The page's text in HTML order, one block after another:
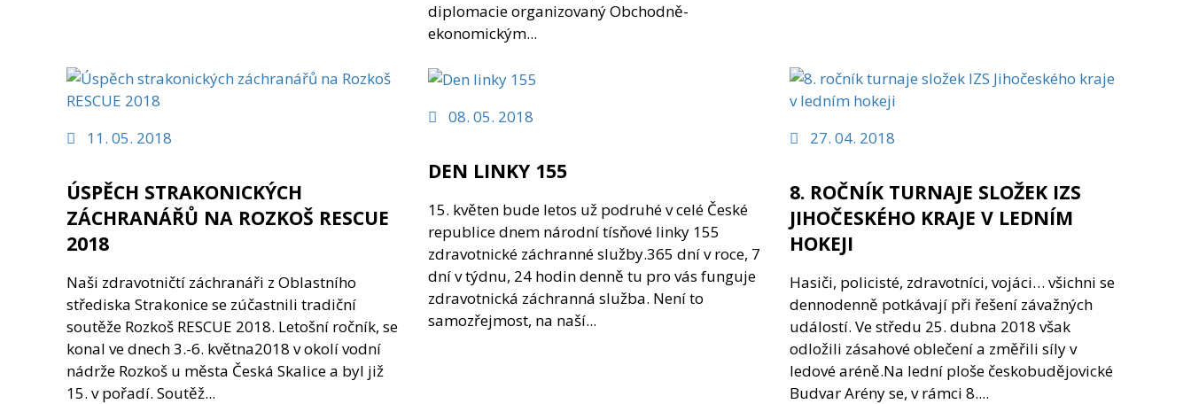
diplomacie organizovaný Obchodně-
ekonomickým...
11. 05. 2018
ÚSPĚCH STRAKONICKÝCH
ZÁCHRANÁŘŮ NA ROZKOŠ RESCUE
2018
Naši zdravotničtí záchranáři z Oblastního
střediska Strakonice se zúčastnili tradiční
soutěže Rozkoš RESCUE 2018. Letošní ročník, se
konal ve dnech 3.-6. května2018 v okolí vodní
nádrže Rozkoš u města Česká Skalice a byl již
15. v pořadí. Soutěž...
08. 05. 2018
DEN LINKY 155
15. květen bude letos už podruhé v celé České
republice dnem národní tísňové linky 155
zdravotnické záchranné služby.365 dní v roce, 7
dní v týdnu, 24 hodin denně tu pro vás funguje
zdravotnická záchranná služba. Není to
samozřejmost, na naší...
27. 04. 2018
8. ROČNÍK TURNAJE SLOŽEK IZS
JIHOČESKÉHO KRAJE V LEDNÍM
HOKEJI
Hasiči, policisté, zdravotníci, vojáci… všichni se
dennodenně potkávají při řešení závažných
událostí. Ve středu 25. dubna 2018 však
odložili zásahové oblečení a změřili síly v
ledové aréně.Na lední ploše českobudějovické
Budvar Arény se, v rámci 8....